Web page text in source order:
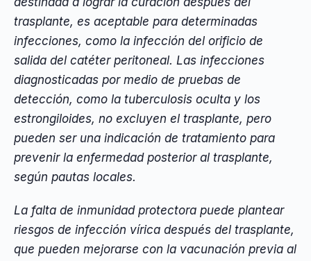
trasplante, es aceptable para determinadas
infecciones, como la infección del orificio de
salida del catéter peritoneal. Las infecciones
diagnosticadas por medio de pruebas de
detección, como la tuberculosis oculta y los
estrongiloides, no excluyen el trasplante, pero
pueden ser una indicación de tratamiento para
prevenir la enfermedad posterior al trasplante,
según pautas locales.
La falta de inmunidad protectora puede plantear
riesgos de infección vírica después del trasplante,
que pueden mejorarse con la vacunación previa al